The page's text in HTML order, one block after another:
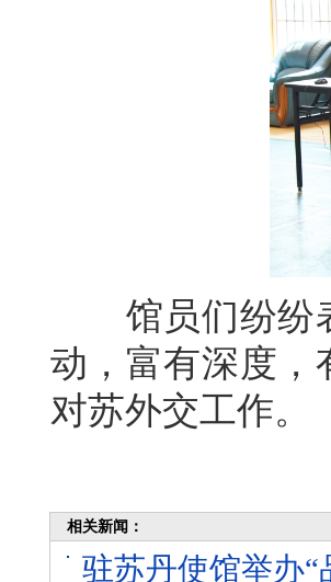
馆员们纷纷表
动，富有深度，
对苏外交工作。
相关新闻：
驻苏丹使馆举办“